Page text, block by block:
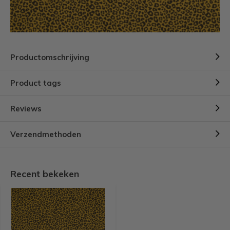
Productomschrijving
Product tags
Reviews
Verzendmethoden
Recent bekeken